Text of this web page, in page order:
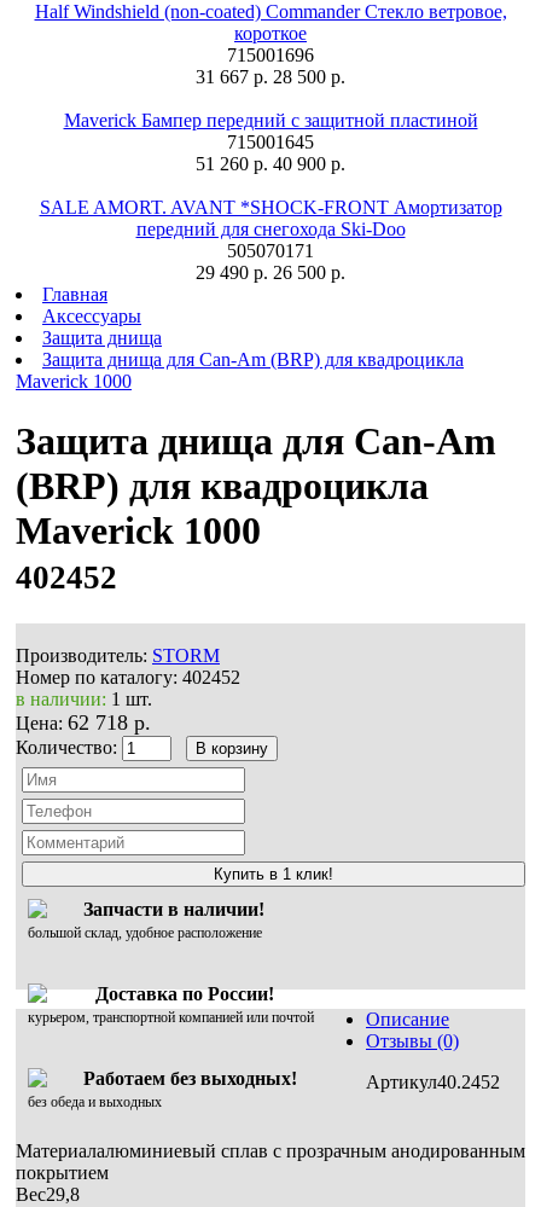
Half Windshield (non-coated) Commander Стекло ветровое,
короткое
715001696
31 667 р. 28 500 р.
Maverick Бампер передний с защитной пластиной
715001645
51 260 р. 40 900 р.
SALE AMORT. AVANT *SHOCK-FRONT Амортизатор
передний для снегохода Ski-Doo
505070171
29 490 р. 26 500 р.
Главная
Аксессуары
Защита днища
Защита днища для Can-Am (BRP) для квадроцикла
Maverick 1000
Защита днища для Can-Am
(BRP) для квадроцикла
Maverick 1000
402452
Производитель: STORM
Номер по каталогу: 402452
в наличии: 1 шт.
Цена: 62 718 р.
Количество:
Купить в 1 клик!
Запчасти в наличии!
большой склад, удобное расположение
Доставка по России!
курьером, транспортной компанией или почтой
Работаем без выходных!
без обеда и выходных
Описание
Отзывы (0)
Артикул40.2452
Материалалюминиевый сплав с прозрачным анодированным
покрытием
Вес29,8